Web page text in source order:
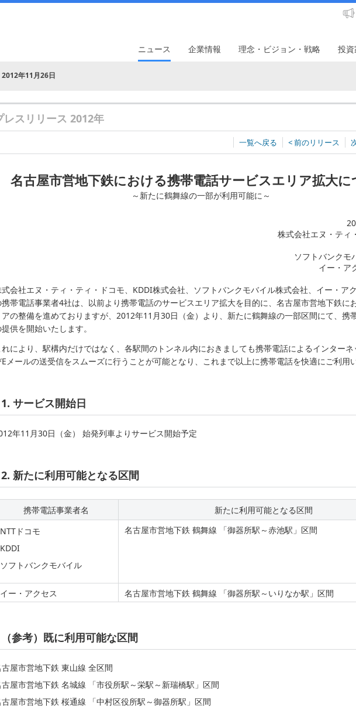
ニュース 企業情報 理念・ビジョン・戦略 投
2012年11月26日
レスリリース 2012年
一覧へ戻る < 前のリリース
名古屋市営地下鉄における携帯電話サービスエリア拡大に
～新たに鶴舞線の一部が利用可能に～
株式会社エヌ・ティ
ソフトバンクモ
イー・ア
会社エヌ・ティ・ティ・ドコモ、KDDI株式会社、ソフトバンクモバイル株式会社、イー・ア
帯電話事業者4社は、以前より携帯電話のサービスエリア拡大を目的に、名古屋市営地下鉄に
の整備を進めておりますが、2012年11月30日（金）より、新たに鶴舞線の一部区間にて、携
供を開始いたします。
により、駅構内だけではなく、各駅間のトンネル内におきましても携帯電話によるインターネ
メールの送受信をスムーズに行うことが可能となり、これまで以上に携帯電話を快適にご利用
1. サービス開始日
年11月30日（金） 始発列車よりサービス開始予定
2. 新たに利用可能となる区間
携帯電話事業者名
新たに利用可能となる区間
NTTドコモ
KDDI
ソフトバンクモバイル
名古屋市営地下鉄 鶴舞線 「御器所駅～赤池駅」区間
イー・アクセス 名古屋市営地下鉄 鶴舞線 「御器所駅～いりなか駅」区間
（参考）既に利用可能な区間
屋市営地下鉄 東山線 全区間
屋市営地下鉄 名城線 「市役所駅～栄駅～新瑞橋駅」区間
屋市営地下鉄 桜通線 「中村区役所駅～御器所駅」区間